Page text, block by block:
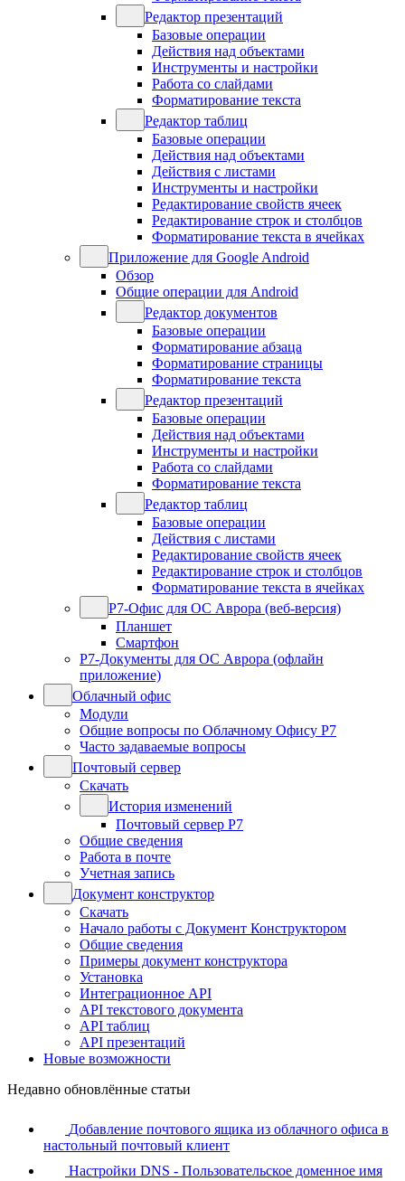
Редактор презентаций
Базовые операции
Действия над объектами
Инструменты и настройки
Работа со слайдами
Форматирование текста
Редактор таблиц
Базовые операции
Действия над объектами
Действия с листами
Инструменты и настройки
Редактирование свойств ячеек
Редактирование строк и столбцов
Форматирование текста в ячейках
Приложение для Google Android
Обзор
Общие операции для Android
Редактор документов
Базовые операции
Форматирование абзаца
Форматирование страницы
Форматирование текста
Редактор презентаций
Базовые операции
Действия над объектами
Инструменты и настройки
Работа со слайдами
Форматирование текста
Редактор таблиц
Базовые операции
Действия с листами
Редактирование свойств ячеек
Редактирование строк и столбцов
Форматирование текста в ячейках
Р7-Офис для ОС Аврора (веб-версия)
Планшет
Смартфон
Р7-Документы для ОС Аврора (офлайн
приложение)
Облачный офис
Модули
Общие вопросы по Облачному Офису Р7
Часто задаваемые вопросы
Почтовый сервер
Скачать
История изменений
Почтовый сервер Р7
Общие сведения
Работа в почте
Учетная запись
Документ конструктор
Скачать
Начало работы с Документ Конструктором
Общие сведения
Примеры документ конструктора
Установка
Интеграционное API
API текстового документа
API таблиц
API презентаций
Новые возможности
Недавно обновлённые статьи
Добавление почтового ящика из облачного офиса в
настольный почтовый клиент
Настройки DNS - Пользовательское доменное имя